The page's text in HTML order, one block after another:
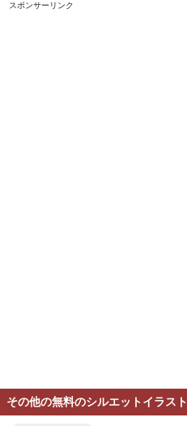
スポンサーリンク
その他の無料のシルエットイラスト